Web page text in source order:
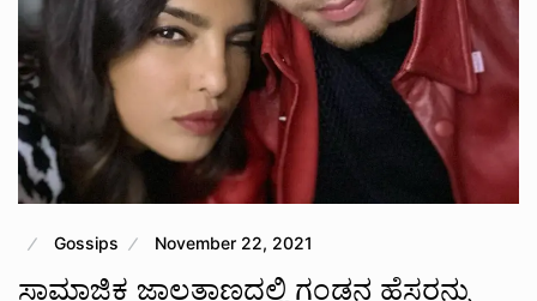
Gossips November 22, 2021
ಸಾಮಾಜಿಕ ಜಾಲತಾಣದಲ್ಲಿ ಗಂಡನ ಹೆಸರನ್ನು